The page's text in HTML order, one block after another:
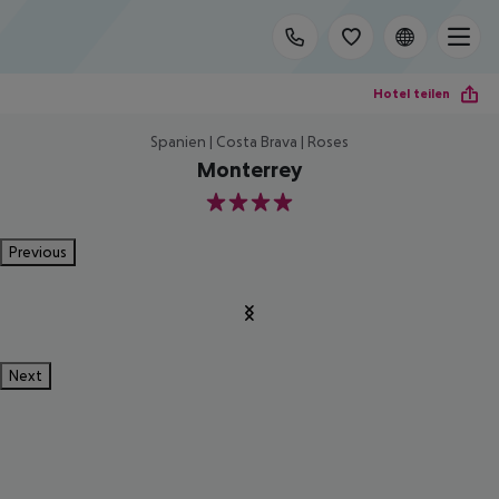
Hotel teilen
Spanien | Costa Brava | Roses
Monterrey
4
Previous
Next